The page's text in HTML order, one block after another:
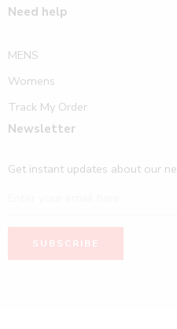
Need help
MENS
Womens
Track My Order
Newsletter
Get instant updates about our